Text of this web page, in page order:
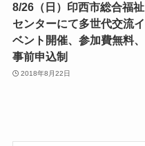
8/26（日）印西市総合福祉
センターにて多世代交流イ
ベント開催、参加費無料、
事前申込制
2018年8月22日